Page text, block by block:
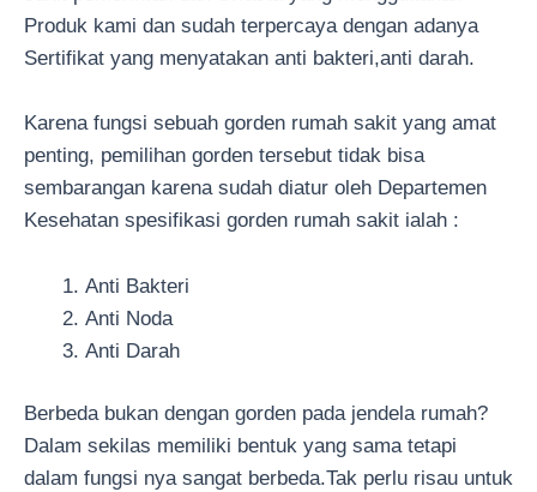
Produk kami dan sudah terpercaya dengan adanya
Sertifikat yang menyatakan anti bakteri,anti darah.
Karena fungsi sebuah gorden rumah sakit yang amat
penting, pemilihan gorden tersebut tidak bisa
sembarangan karena sudah diatur oleh Departemen
Kesehatan spesifikasi gorden rumah sakit ialah :
Anti Bakteri
Anti Noda
Anti Darah
Berbeda bukan dengan gorden pada jendela rumah?
Dalam sekilas memiliki bentuk yang sama tetapi
dalam fungsi nya sangat berbeda.Tak perlu risau untuk